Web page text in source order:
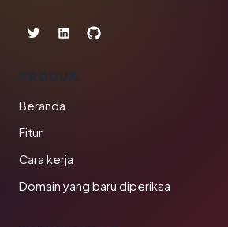
PRODUK
Beranda
Fitur
Cara kerja
Domain yang baru diperiksa